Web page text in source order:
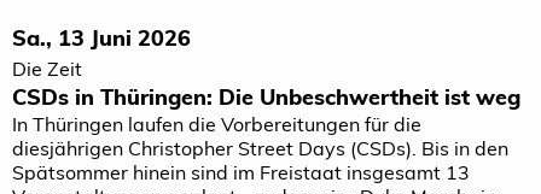
Sa., 13 Juni 2026
Die Zeit
CSDs in Thüringen: Die Unbeschwertheit ist weg
In Thüringen laufen die Vorbereitungen für die
diesjährigen Christopher Street Days (CSDs). Bis in den
Spätsommer hinein sind im Freistaat insgesamt 13